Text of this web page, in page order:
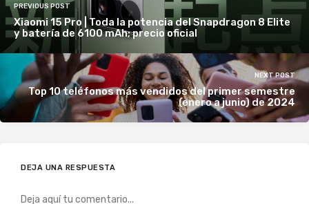
PREVIOUS POST
Xiaomi 15 Pro | Toda la potencia del Snapdragon 8 Elite
y batería de 6100 mAh; precio oficial
NEXT POST
Top 10 teléfonos más vendidos del primer semestre
(enero a junio) de 2024
DEJA UNA RESPUESTA